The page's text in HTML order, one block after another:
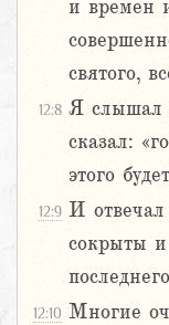
и времен
святого,
12:8 Я слышал
сказал:
этого
12:9 И
сокрыты и
12:10 Многие